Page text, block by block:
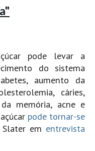
pode levar a
do sistema
aumento da
cáries,
memória, acne e
pode tornar-se
em entrevista